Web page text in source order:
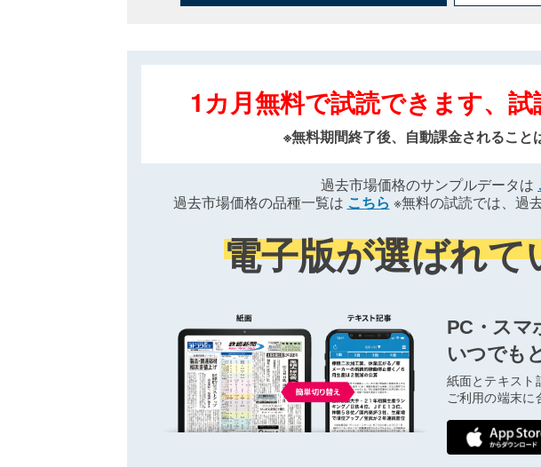
1カ月無料で試読できます、試
※無料期間終了後、自動課金されること
過去市場価格のサンプルデータは
過去市場価格の品種一覧は こちら ※無料の試読では、過
電子版が選ばれて
PC・スマ
いつでも
紙面とテキスト
ご利用の端末に